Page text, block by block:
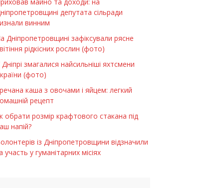
депутата сільради
винним
Дніпропетровщині зафіксували рясне
рідкісних рослин (фото)
змагалися найсильніші яхтсмени
(фото)
каша з овочами і яйцем: легкий
рецепт
обрати розмір крафтового стакана під
напій?
із Дніпропетровщини відзначили
участь у гуманітарних місіях